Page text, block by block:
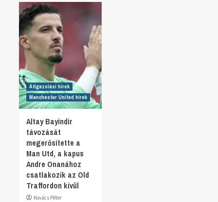
Átigazolási hírek
Manchester United hírek
Altay Bayindir
távozását
megerősítette a
Man Utd, a kapus
Andre Onanához
csatlakozik az Old
Traffordon kívül
Kovács Péter